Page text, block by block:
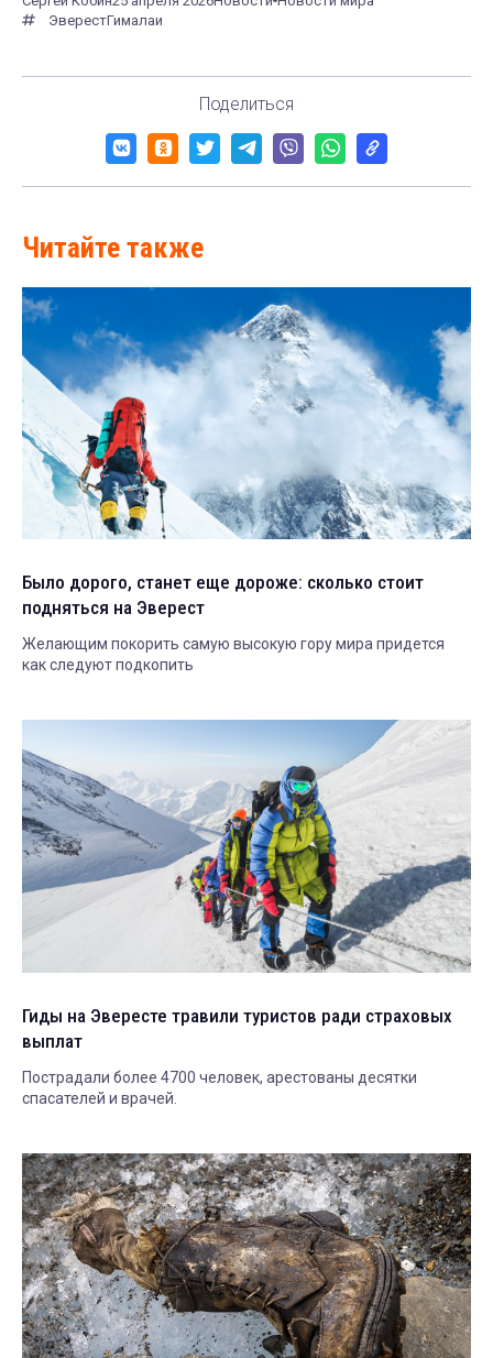
ЭверестГималаи
Поделиться
Читайте также
Было дорого, станет еще дороже: сколько стоит
подняться на Эверест
Желающим покорить самую высокую гору мира придется
как следуют подкопить
Гиды на Эвересте травили туристов ради страховых
выплат
Пострадали более 4700 человек, арестованы десятки
спасателей и врачей.